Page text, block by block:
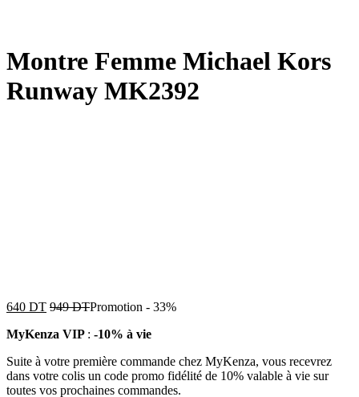
Montre Femme Michael Kors
Runway MK2392
640 DT 949DTPromotion - 33%
MyKenza VIP : -10% à vie
Suite à votre première commande chez MyKenza, vous recevrez
dans votre colis un code promo fidélité de 10% valable à vie sur
toutes vos prochaines commandes.